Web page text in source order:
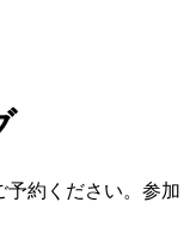
予約ください。参加